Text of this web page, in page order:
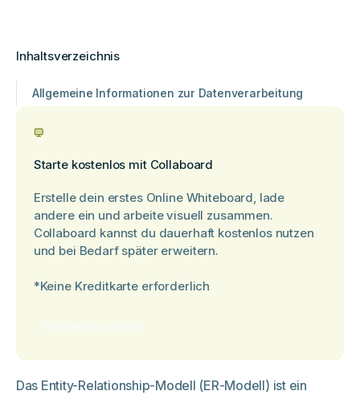
Das Entity-Relationship-Modell (ER-Modell) ist ein
Inhaltsverzeichnis
Allgemeine Informationen zur Datenverarbeitung
Starte kostenlos mit Collaboard
Erstelle dein erstes Online Whiteboard, lade
andere ein und arbeite visuell zusammen.
Collaboard kannst du dauerhaft kostenlos nutzen
und bei Bedarf später erweitern.
*Keine Kreditkarte erforderlich